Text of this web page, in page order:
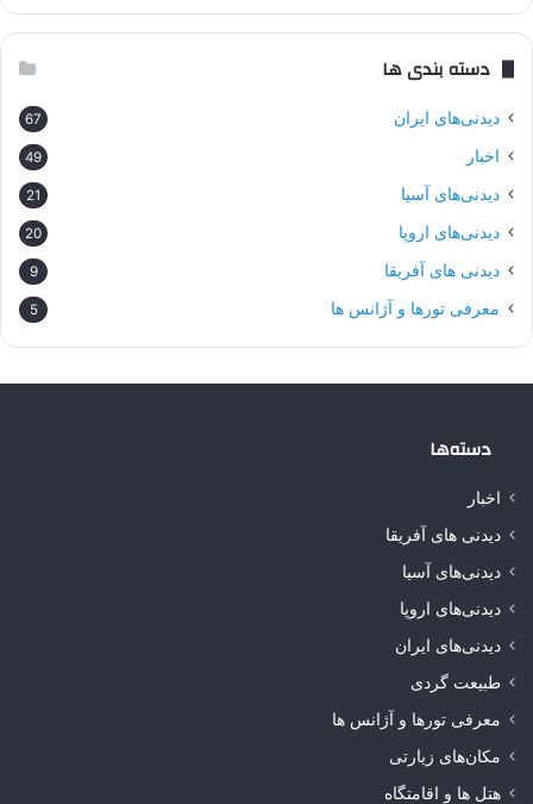
دسته بندی ها
دیدنی‌های ایران 67
اخبار 49
دیدنی‌های آسیا 21
دیدنی‌های اروپا 20
دیدنی های آفریقا 9
معرفی تورها و آژانس ها 5
دسته‌ها
اخبار
دیدنی های آفریقا
دیدنی‌های آسیا
دیدنی‌های اروپا
دیدنی‌های ایران
طبیعت گردی
معرفی تورها و آژانس ها
مکان‌های زیارتی
هتل ها و اقامتگاه